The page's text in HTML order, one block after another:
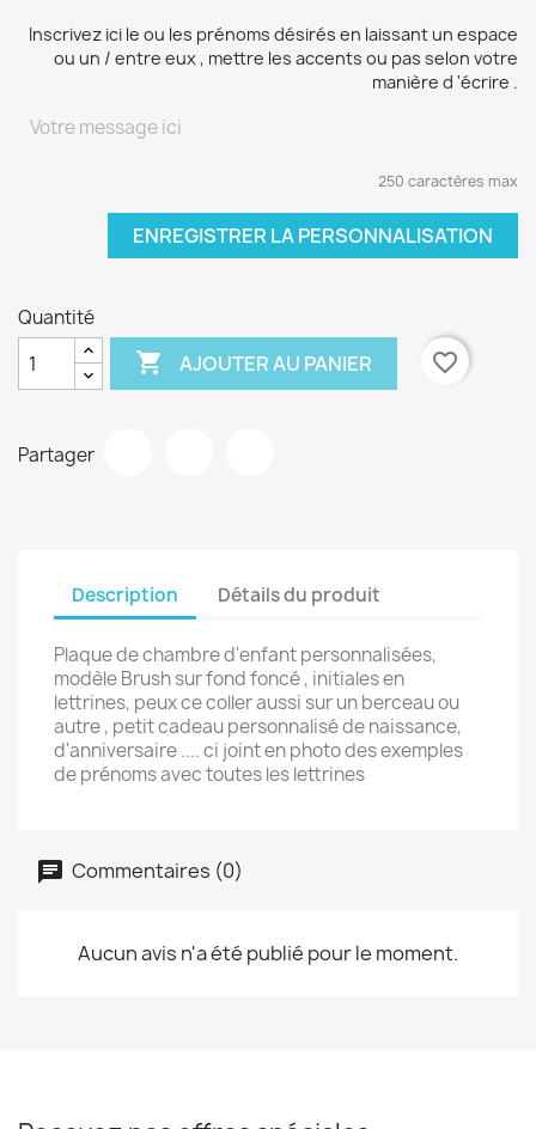
Inscrivez ici le ou les prénoms désirés en laissant un espace
ou un / entre eux , mettre les accents ou pas selon votre
manière d 'écrire .
250 caractères max
ENREGISTRER LA PERSONNALISATION
Quantité
 AJOUTER AU PANIER favorite_border
Partager
Description Détails du produit
Plaque de chambre d'enfant personnalisées,
modèle Brush sur fond foncé , initiales en
lettrines, peux ce coller aussi sur un berceau ou
autre , petit cadeau personnalisé de naissance,
d'anniversaire .... ci joint en photo des exemples
de prénoms avec toutes les lettrines
Commentaires (0)
Aucun avis n'a été publié pour le moment.